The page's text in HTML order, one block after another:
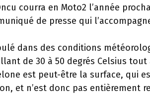
courra en Moto2 l’année
de presse qui
dans des conditions
de 30 à 50 degrés Celsius
est peut-être la surface, qui
et n’est donc pas entièrement